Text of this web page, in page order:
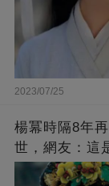
2023/07/25
楊冪時隔8年
世，網友：這